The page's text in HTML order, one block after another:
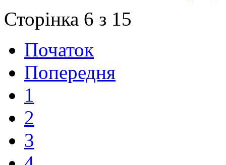
Сторінка 6 з 15
Початок
Попередня
1
2
3